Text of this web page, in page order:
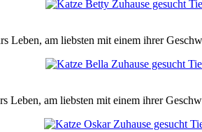
Leben, am liebsten mit einem ihrer
Leben, am liebsten mit einem ihrer